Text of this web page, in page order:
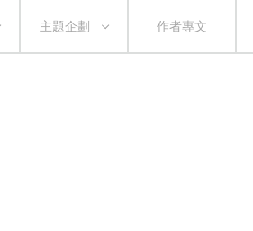
主題企劃 作者專文